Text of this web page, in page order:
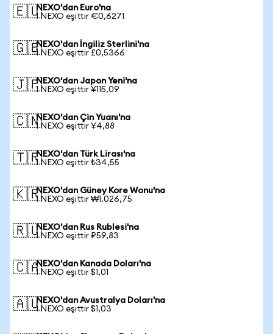
🇪🇺NEXO'dan Euro'na
1 NEXO eşittir €0,6271
🇬🇧NEXO'dan İngiliz Sterlini'na
1 NEXO eşittir £0,5366
🇯🇵NEXO'dan Japon Yeni'na
1 NEXO eşittir ¥115,09
🇨🇳NEXO'dan Çin Yuanı'na
1 NEXO eşittir ¥4,88
🇹🇷NEXO'dan Türk Lirası'na
1 NEXO eşittir ₺34,55
🇰🇷NEXO'dan Güney Kore Wonu'na
1 NEXO eşittir ₩1.026,75
🇷🇺NEXO'dan Rus Rublesi'na
1 NEXO eşittir ₽59,83
🇨🇦NEXO'dan Kanada Doları'na
1 NEXO eşittir $1,01
🇦🇺NEXO'dan Avustralya Doları'na
1 NEXO eşittir $1,03